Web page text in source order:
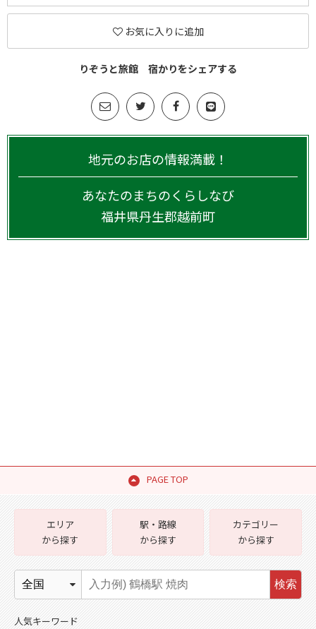
お気に入りに追加
りぞうと旅館 宿かりをシェアする
地元のお店の情報満載！
あなたのまちのくらしなび
福井県丹生郡越前町
PAGE TOP
エリア
から探す
駅・路線
から探す
カテゴリー
から探す
検索
人気キーワード